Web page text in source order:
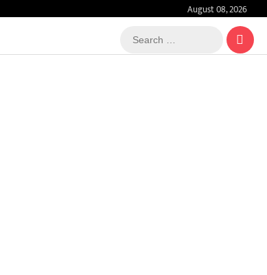
August 08, 2026
Search
…